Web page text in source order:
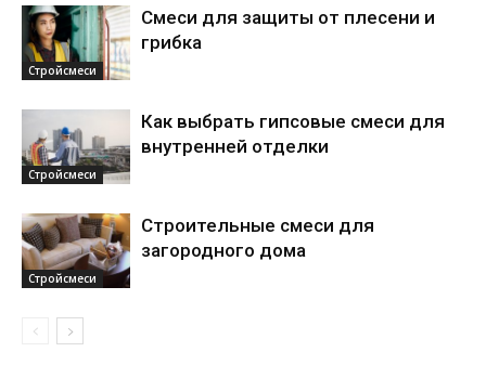
Стройсмеси
Смеси для защиты от плесени и
грибка
Стройсмеси
Как выбрать гипсовые смеси для
внутренней отделки
Стройсмеси
Строительные смеси для
загородного дома